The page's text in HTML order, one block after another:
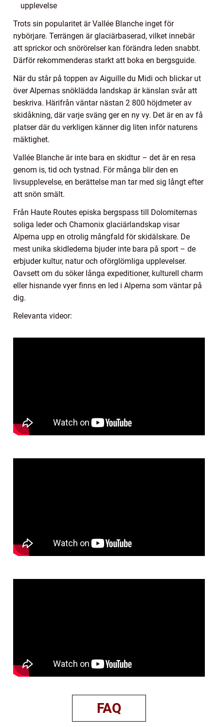
upplevelse
Trots sin popularitet är Vallée Blanche inget för
nybörjare. Terrängen är glaciärbaserad, vilket innebär
att sprickor och snörörelser kan förändra leden snabbt.
Därför rekommenderas starkt att boka en bergsguide.
När du står på toppen av Aiguille du Midi och blickar ut
över Alpernas snöklädda landskap är känslan svår att
beskriva. Härifrån väntar nästan 2 800 höjdmeter av
skidåkning, där varje sväng ger en ny vy. Det är en av få
platser där du verkligen känner dig liten inför naturens
mäktighet.
Vallée Blanche är inte bara en skidtur – det är en resa
genom is, tid och tystnad. För många blir den en
livsupplevelse, en berättelse man tar med sig långt efter
att snön smält.
Från Haute Routes episka bergspass till Dolomiternas
soliga leder och Chamonix glaciärlandskap visar
Alperna upp en otrolig mångfald för skidälskare. De
mest unika skidlederna bjuder inte bara på sport – de
erbjuder kultur, natur och oförglömliga upplevelser.
Oavsett om du söker långa expeditioner, kulturell charm
eller hisnande vyer finns en led i Alperna som väntar på
dig.
Relevanta videor:
FAQ